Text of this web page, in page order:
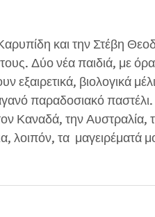
Δύο νέα παιδιά, με
εξαιρετικά, βιολογικά
παραδοσιακό
Καναδά, την Αυστραλία,
λοιπόν, τα  μαγειρέματά